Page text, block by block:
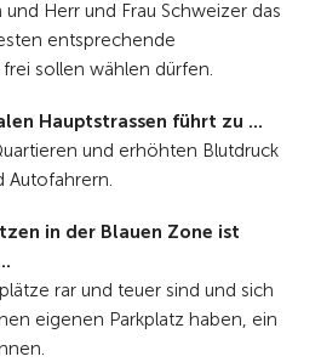
Herr und Frau Schweizer das
entsprechende
sollen wählen dürfen.
Hauptstrassen führt zu ...
und erhöhten Blutdruck
Autofahrern.
in der Blauen Zone ist
rar und teuer sind und sich
eigenen Parkplatz haben, ein